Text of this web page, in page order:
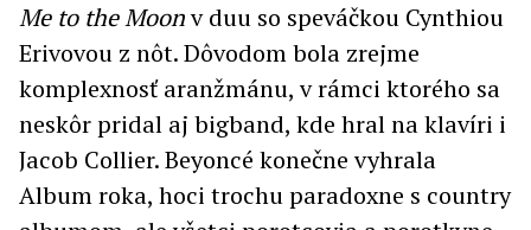
Me to the Moonv duu so speváčkou Cynthiou
Erivovou z nôt. Dôvodom bola zrejme
komplexnosť aranžmánu, v rámci ktorého sa
neskôr pridal aj bigband, kde hral na klavíri i
Jacob Collier. Beyoncé konečne vyhrala
Album roka, hoci trochu paradoxne s country